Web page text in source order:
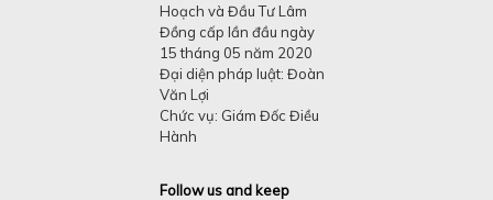
Hoạch và Đầu Tư Lâm
Đồng cấp lần đầu ngày
15 tháng 05 năm 2020
Đại diện pháp luật: Đoàn
Văn Lợi
Chức vụ: Giám Đốc Điều
Hành
Follow us and keep